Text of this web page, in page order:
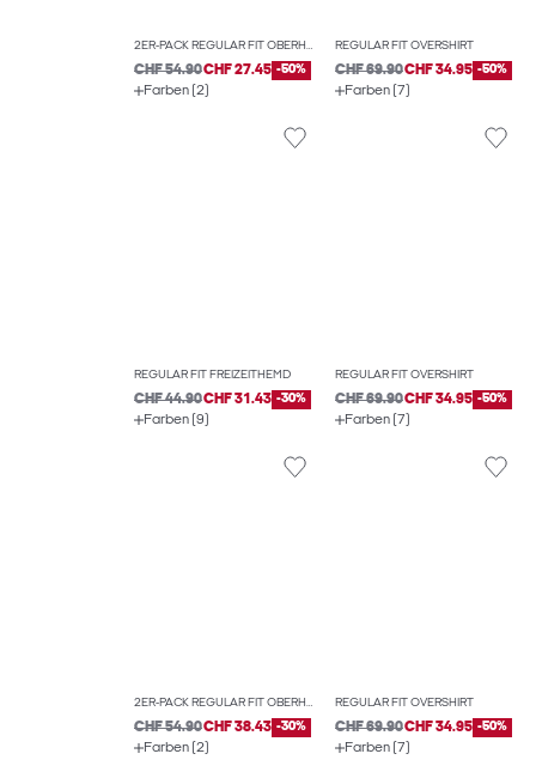
2ER-PACK REGULAR FIT OBERHEMD
CHF 54.90CHF 27.45 -50%
Farben (2)
REGULAR FIT OVERSHIRT
CHF 69.90CHF 34.95 -50%
Farben (7)
REGULAR FIT FREIZEITHEMD
CHF 44.90CHF 31.43 -30%
Farben (9)
REGULAR FIT OVERSHIRT
CHF 69.90CHF 34.95 -50%
Farben (7)
2ER-PACK REGULAR FIT OBERHEMD
CHF 54.90CHF 38.43 -30%
Farben (2)
REGULAR FIT OVERSHIRT
CHF 69.90CHF 34.95 -50%
Farben (7)